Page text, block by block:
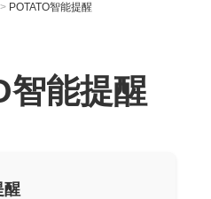
POTATO智能提醒
智能提醒
醒